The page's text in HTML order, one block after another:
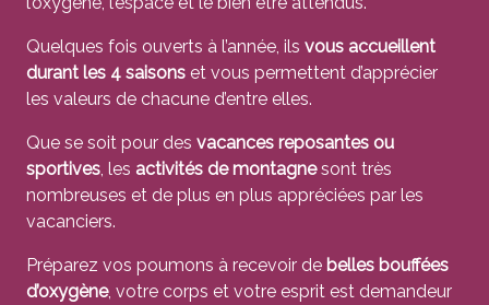
Quelques fois ouverts à l’année, ils vous accueillent
durant les 4 saisons et vous permettent d’apprécier
les valeurs de chacune d’entre elles.
Que se soit pour des vacances reposantes ou
sportives, les activités de montagnesont très
nombreuses et de plus en plus appréciées par les
vacanciers.
Préparez vos poumons à recevoir de belles bouffées
d’oxygène, votre corps et votre esprit est demandeur